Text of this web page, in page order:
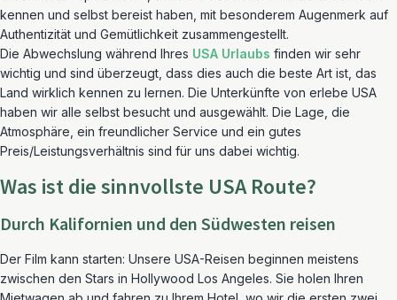
kennen und selbst bereist haben, mit besonderem Augenmerk auf
Authentizität und Gemütlichkeit zusammengestellt.
Die Abwechslung während Ihres USA Urlaubs finden wir sehr
wichtig und sind überzeugt, dass dies auch die beste Art ist, das
Land wirklich kennen zu lernen. Die Unterkünfte von erlebe USA
haben wir alle selbst besucht und ausgewählt. Die Lage, die
Atmosphäre, ein freundlicher Service und ein gutes
Preis/Leistungsverhältnis sind für uns dabei wichtig.
Was ist die sinnvollste USA Route?
Durch Kalifornien und den Südwesten reisen
Der Film kann starten: Unsere USA-Reisen beginnen meistens
zwischen den Stars in Hollywood Los Angeles. Sie holen Ihren